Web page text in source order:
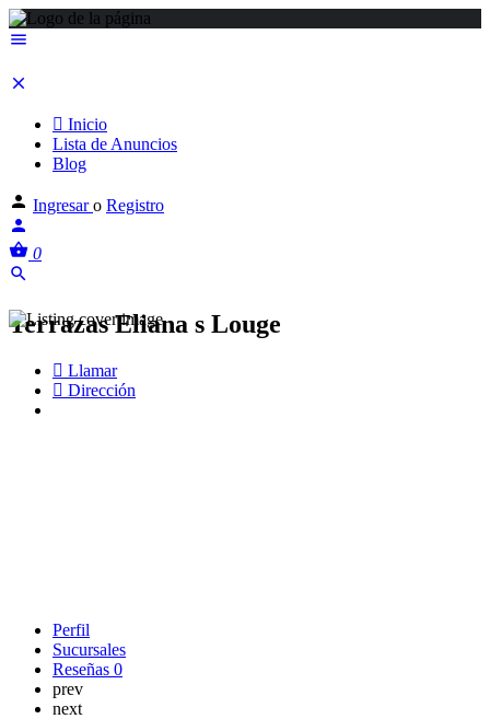
Inicio
Lista de Anuncios
Blog
Ingresaro Registro
0
Terrazas Eliana s Louge
Llamar
Dirección
Perfil
Sucursales
Reseñas 0
prev
next